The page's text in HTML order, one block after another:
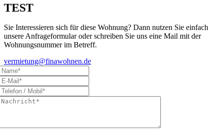
TEST
Sie Interessieren sich für diese Wohnung? Dann nutzen Sie einfach
unsere Anfrageformular oder schreiben Sie uns eine Mail mit der
Wohnungsnummer im Betreff.
vermietung@finawohnen.de